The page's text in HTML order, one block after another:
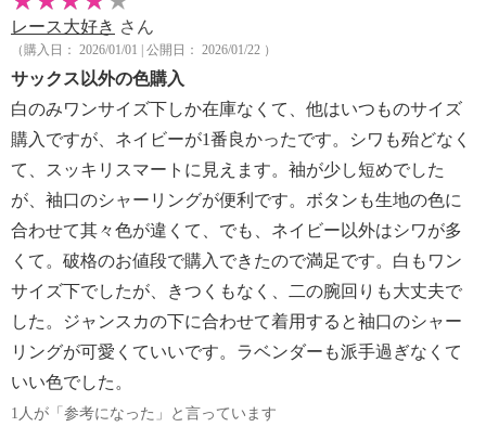
レース大好き さん
（購入日： 2026/01/01 | 公開日： 2026/01/22 ）
サックス以外の色購入
白のみワンサイズ下しか在庫なくて、他はいつものサイズ
購入ですが、ネイビーが1番良かったです。シワも殆どなく
て、スッキリスマートに見えます。袖が少し短めでした
が、袖口のシャーリングが便利です。ボタンも生地の色に
合わせて其々色が違くて、でも、ネイビー以外はシワが多
くて。破格のお値段で購入できたので満足です。白もワン
サイズ下でしたが、きつくもなく、二の腕回りも大丈夫で
した。ジャンスカの下に合わせて着用すると袖口のシャー
リングが可愛くていいです。ラベンダーも派手過ぎなくて
いい色でした。
1人が「参考になった」と言っています